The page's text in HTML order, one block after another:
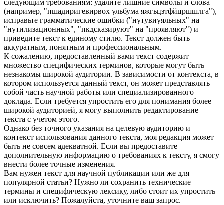
следующим требованиям: удалите лишние символы и слова
(например, "пшадиригевирвох ульбума яжгьцзтфйцршшлга"),
исправьте грамматические ошибки ("нутувиуяльных" на
"нутилизационных", "пкдсказируют" на "проявляют") и
приведите текст к единому стилю. Текст должен быть
аккуратным, понятным и профессиональным.
К сожалению, предоставленный вами текст содержит
множество специфических терминов, которые могут быть
незнакомы широкой аудитории. В зависимости от контекста, в
котором используется данный текст, он может представлять
собой часть научной работы или специализированного
доклада. Если требуется упростить его для понимания более
широкой аудиторией, я могу выполнить редактирование
текста с учетом этого.
Однако без точного указания на целевую аудиторию и
контекст использования данного текста, моя редакция может
быть не совсем адекватной. Если вы предоставите
дополнительную информацию о требованиях к тексту, я смогу
внести более точные изменения.
Вам нужен текст для научной публикации или же для
популярной статьи? Нужно ли сохранить технические
термины и специфическую лексику, либо стоит их упростить
или исключить? Пожалуйста, уточните ваш запрос.